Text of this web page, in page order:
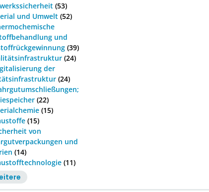
(53)
und Umwelt (52)
und
(39)
(24)
der
(24)
(22)
(15)
(15)
von
und
(14)
(11)